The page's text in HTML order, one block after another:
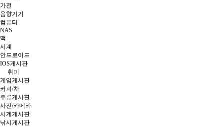
가전
음향기기
컴퓨터
NAS
맥
시계
안드로이드
IOS게시판
취미
게임게시판
커피/차
주류게시판
사진/카메라
시계게시판
낚시게시판